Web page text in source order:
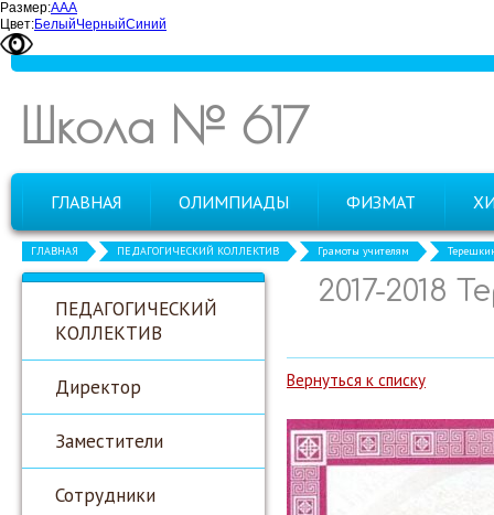
Размер:ААА
Цвет:БелыйЧерныйСиний
Школа № 617
ГЛАВНАЯ ОЛИМПИАДЫ ФИЗМАТ
ГЛАВНАЯ ПЕДАГОГИЧЕСКИЙ КОЛЛЕКТИВ Грамоты учителям
ПЕДАГОГИЧЕСКИЙ
КОЛЛЕКТИВ
Директор
Заместители
Сотрудники
2017-2018
Вернуться к списку